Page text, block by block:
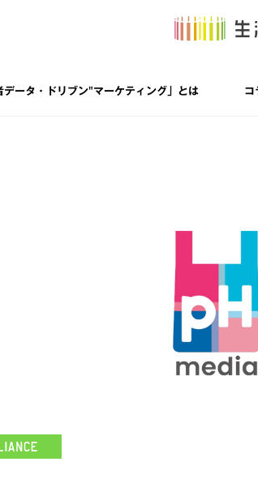
データ・ドリブン"マーケティング」とは コ